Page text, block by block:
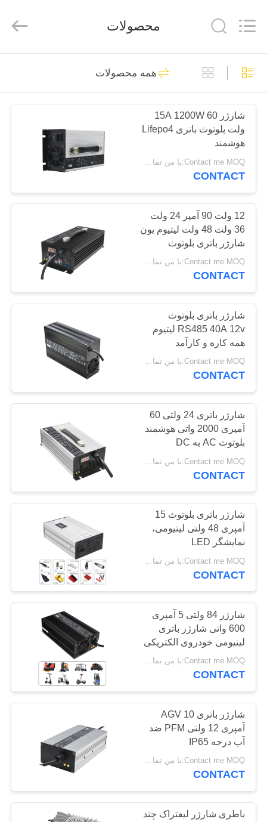
صفحه
اصلی
محصولات
فیلم
های
درباره
کارخانه
کنترل
کیفیت
تماس
بگیرید
اخبار
موارد
نقشه
سایت
PRIVACY
POLICY
Technology
Co.,
Rights
شارژر باتری لیتیوم
یون
شارژر پک باتری
LiFePO4
29
شارژر باتری سرب
اسید
36
شارژر باتری ضد آب
38
شارژر باتری بلوتوث
24
شارژر باتری گلف سبد
خرید
28
محصولات
همه محصولات
شارژر 15A 1200W 60
ولت بلوتوث باتری Lifepo4
هوشمند
Contact me MOQ:با من تماس بگیر
CONTACT
12 ولت 90 آمپر 24 ولت
36 ولت 48 ولت لیتیوم یون
شارژر باتری بلوتوث
قدرتمند
Contact me MOQ:با من تماس بگیر
CONTACT
شارژر باتری بلوتوث
RS485 40A 12v لیتیوم
همه کاره و کارآمد
Contact me MOQ:با من تماس بگیر
CONTACT
شارژر باتری 24 ولتی 60
آمپری 2000 واتی هوشمند
بلوتوث AC به DC
CONTACT
شارژر باتری بلوتوث 15
آمپری 48 ولتی لیتیومی،
نمایشگر LED
Contact me MOQ:با من تماس بگیر
CONTACT
شارژر 84 ولتی 5 آمپری
600 واتی شارژر باتری
لیتیومی خودروی الکتریکی
Contact me MOQ:با من تماس بگیر
CONTACT
شارژر باتری AGV 10
آمپری 12 ولتی PFM ضد
آب درجه IP65
Contact me MOQ:با من تماس بگیر
CONTACT
باطری شارژر لیفتراک چند